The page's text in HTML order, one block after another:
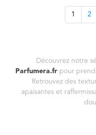
1 2
Découvrez notre
Parfumera.fr pour
Retrouvez des
apaisantes et